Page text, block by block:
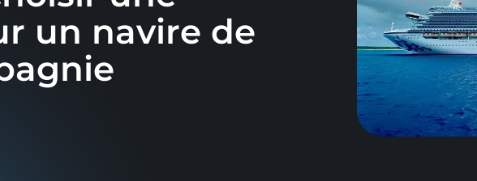
un navire de